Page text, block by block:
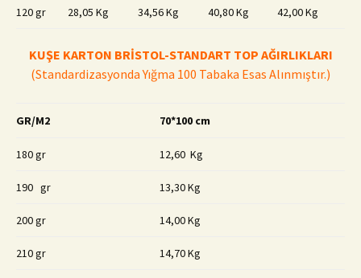
120 gr 28,05 Kg 34,56 Kg 40,80 Kg 42,00 Kg
KUŞE KARTON BRİSTOL-STANDART TOP AĞIRLIKLARI
(Standardizasyonda Yığma 100 Tabaka Esas Alınmıştır.)
GR/M2 70*100 cm
180 gr 12,60 Kg
190 gr 13,30 Kg
200 gr 14,00 Kg
210 gr 14,70 Kg